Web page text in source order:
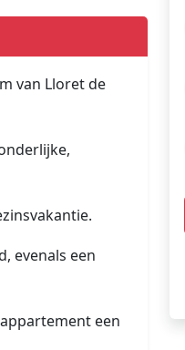
van Lloret de
evenals een
een